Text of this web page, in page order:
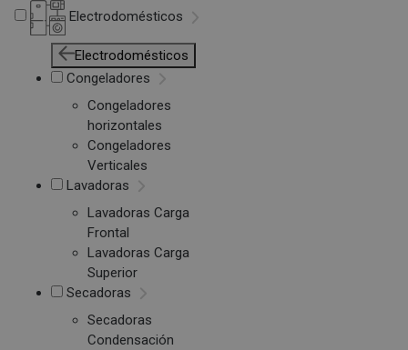
Electrodomésticos
Electrodomésticos
Congeladores
Congeladores
horizontales
Congeladores
Verticales
Lavadoras
Lavadoras Carga
Frontal
Lavadoras Carga
Superior
Secadoras
Secadoras
Condensación